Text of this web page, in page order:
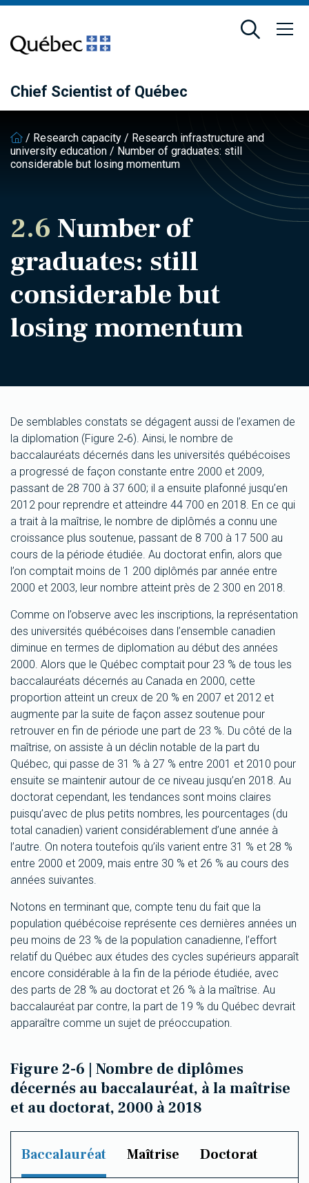
main
content
footer
Chief Scientist of Québec
/ Research capacity / Research infrastructure and
university education / Number of graduates: still
considerable but losing momentum
2.6 Number of
graduates: still
considerable but
losing momentum
De semblables constats se dégagent aussi de l’examen de
la diplomation (Figure 2‑6). Ainsi, le nombre de
baccalauréats décernés dans les universités québécoises
a progressé de façon constante entre 2000 et 2009,
passant de 28 700 à 37 600; il a ensuite plafonné jusqu’en
2012 pour reprendre et atteindre 44 700 en 2018. En ce qui
a trait à la maîtrise, le nombre de diplômés a connu une
croissance plus soutenue, passant de 8 700 à 17 500 au
cours de la période étudiée. Au doctorat enfin, alors que
l’on comptait moins de 1 200 diplômés par année entre
2000 et 2003, leur nombre atteint près de 2 300 en 2018.
Comme on l’observe avec les inscriptions, la représentation
des universités québécoises dans l’ensemble canadien
diminue en termes de diplomation au début des années
2000. Alors que le Québec comptait pour 23 % de tous les
baccalauréats décernés au Canada en 2000, cette
proportion atteint un creux de 20 % en 2007 et 2012 et
augmente par la suite de façon assez soutenue pour
retrouver en fin de période une part de 23 %. Du côté de la
maîtrise, on assiste à un déclin notable de la part du
Québec, qui passe de 31 % à 27 % entre 2001 et 2010 pour
ensuite se maintenir autour de ce niveau jusqu’en 2018. Au
doctorat cependant, les tendances sont moins claires
puisqu’avec de plus petits nombres, les pourcentages (du
total canadien) varient considérablement d’une année à
l’autre. On notera toutefois qu’ils varient entre 31 % et 28 %
entre 2000 et 2009, mais entre 30 % et 26 % au cours des
années suivantes.
Notons en terminant que, compte tenu du fait que la
population québécoise représente ces dernières années un
peu moins de 23 % de la population canadienne, l’effort
relatif du Québec aux études des cycles supérieurs apparaît
encore considérable à la fin de la période étudiée, avec
des parts de 28 % au doctorat et 26 % à la maîtrise. Au
baccalauréat par contre, la part de 19 % du Québec devrait
apparaître comme un sujet de préoccupation.
Figure 2-6 | Nombre de diplômes
décernés au baccalauréat, à la maîtrise
et au doctorat, 2000 à 2018
Baccalauréat Maîtrise Doctorat